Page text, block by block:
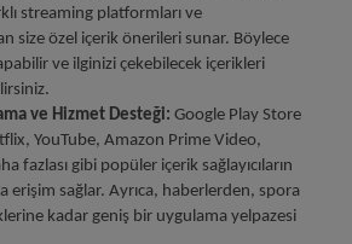
streaming platformları ve
size özel içerik önerileri sunar. Böylece
ve ilginizi çekebilecek içerikleri
ve Hizmet Desteği: Google Play Store
YouTube, Amazon Prime Video,
fazlası gibi popüler içerik sağlayıcıların
erişim sağlar. Ayrıca, haberlerden, spora
kadar geniş bir uygulama yelpazesi